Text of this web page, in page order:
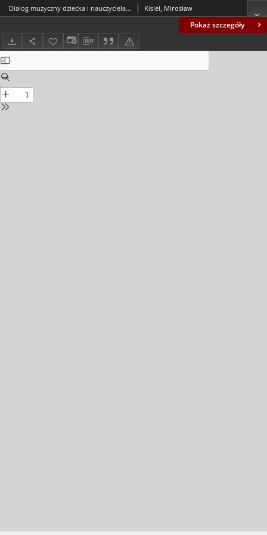
Pokaż szczegóły
Dialog muzyczny dziecka i nauczyciela w przedszkolu = The child and teacher`s musical dialogue in kindergarten Kisiel, Mirosław